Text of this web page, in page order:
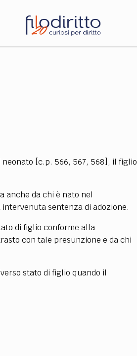
INNOVAZIONE
TEAM
SCIENTIFICO AUTORI CURATORI FOTOGRAFI
EXTRA
[c.p. 566, 567, 568], il figlio
anche da chi è nato nel
sentenza di adozione.
di figlio conforme alla
con tale presunzione e da chi
stato di figlio quando il